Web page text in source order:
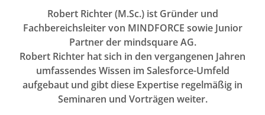
Robert Richter (M.Sc.) ist Gründer und
Fachbereichsleiter von MINDFORCE sowie Junior
Partner der mindsquare AG.
Robert Richter hat sich in den vergangenen Jahren
umfassendes Wissen im Salesforce-Umfeld
aufgebaut und gibt diese Expertise regelmäßig in
Seminaren und Vorträgen weiter.